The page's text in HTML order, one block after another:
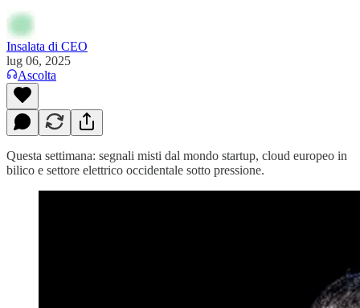
Insalata di CEO
lug 06, 2025
Ascolta
Questa settimana: segnali misti dal mondo startup, cloud europeo in
bilico e settore elettrico occidentale sotto pressione.